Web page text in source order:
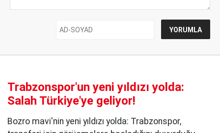
Trabzonspor'un yeni yıldızı yolda:
Salah Türkiye'ye geliyor!
Bozro mavi'nin yeni yıldızı yolda: Trabzonspor,